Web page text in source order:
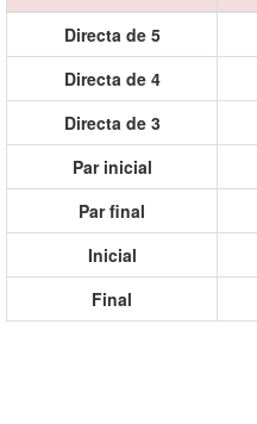
Directa de 5
Directa de 4
Directa de 3
Par inicial
Par final
Inicial
Final